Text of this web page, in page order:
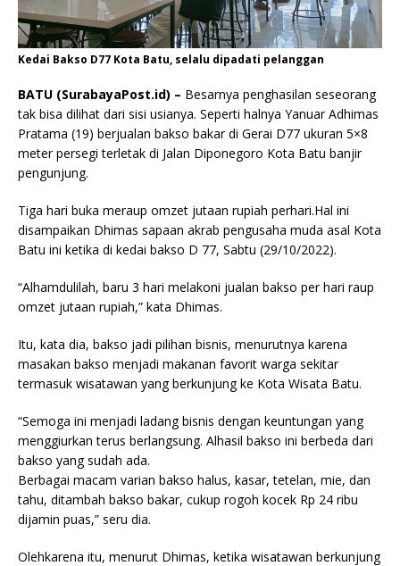
Kedai Bakso D77 Kota Batu, selalu dipadati pelanggan
BATU (SurabayaPost.id) – Besarnya penghasilan seseorang
tak bisa dilihat dari sisi usianya. Seperti halnya Yanuar Adhimas
Pratama (19) berjualan bakso bakar di Gerai D77 ukuran 5×8
meter persegi terletak di Jalan Diponegoro Kota Batu banjir
pengunjung.
Tiga hari buka meraup omzet jutaan rupiah perhari.Hal ini
disampaikan Dhimas sapaan akrab pengusaha muda asal Kota
Batu ini ketika di kedai bakso D 77, Sabtu (29/10/2022).
“Alhamdulilah, baru 3 hari melakoni jualan bakso per hari raup
omzet jutaan rupiah,” kata Dhimas.
Itu, kata dia, bakso jadi pilihan bisnis, menurutnya karena
masakan bakso menjadi makanan favorit warga sekitar
termasuk wisatawan yang berkunjung ke Kota Wisata Batu.
“Semoga ini menjadi ladang bisnis dengan keuntungan yang
menggiurkan terus berlangsung. Alhasil bakso ini berbeda dari
bakso yang sudah ada.
Berbagai macam varian bakso halus, kasar, tetelan, mie, dan
tahu, ditambah bakso bakar, cukup rogoh kocek Rp 24 ribu
dijamin puas,” seru dia.
Olehkarena itu, menurut Dhimas, ketika wisatawan berkunjung